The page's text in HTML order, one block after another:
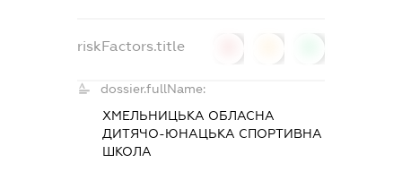
riskFactors.title
dossier.fullName:
ХМЕЛЬНИЦЬКА ОБЛАСНА
ДИТЯЧО-ЮНАЦЬКА СПОРТИВНА
ШКОЛА